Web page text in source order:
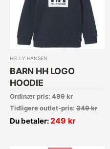
HELLY HANSEN
BARN HH LOGO
HOODIE
Ordinær pris: 499kr
Tidligere outlet-pris: 349kr
Du betaler: 249 kr